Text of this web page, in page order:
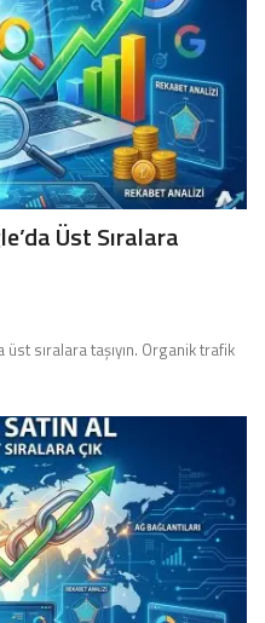
Üst Sıralara
sıralara taşıyın. Organik trafik